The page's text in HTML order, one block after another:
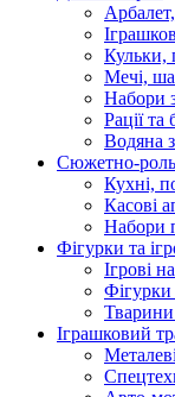
Кульки,
Мечі,
Набори
Рації та
Водяна
Сюжетно-
Кухні,
Касові
Набори
Фігурки та
Ігрові
Фігурки
Тварини
Іграшковий